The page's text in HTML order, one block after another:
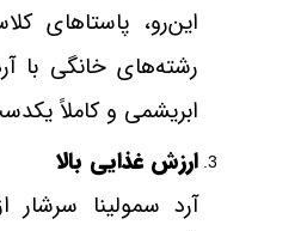
این‌رو، پاستاهای
رشته‌های خانگی با
ابریشمی و کاملاً
ارزش غذایی بالا
آرد سمولینا سرشار